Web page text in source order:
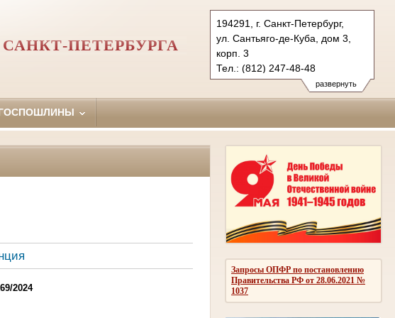
развернуть
194291, г. Санкт-Петербург,
ул. Сантьяго-де-Куба, дом 3,
корп. 3
Тел.: (812) 247-48-48
247-48-03
247-48-04 (приемн.)
ПЕТЕРБУРГА
Запросы ОПФР по постановлению
Правительства РФ от 28.06.2021 №
1037
2024